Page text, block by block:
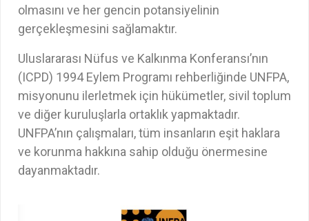
olmasını ve her gencin potansiyelinin
gerçekleşmesini sağlamaktır.
Uluslararası Nüfus ve Kalkınma Konferansı’nın
(ICPD) 1994 Eylem Programı rehberliğinde UNFPA,
misyonunu ilerletmek için hükümetler, sivil toplum
ve diğer kuruluşlarla ortaklık yapmaktadır.
UNFPA’nın çalışmaları, tüm insanların eşit haklara
ve korunma hakkına sahip olduğu önermesine
dayanmaktadır.